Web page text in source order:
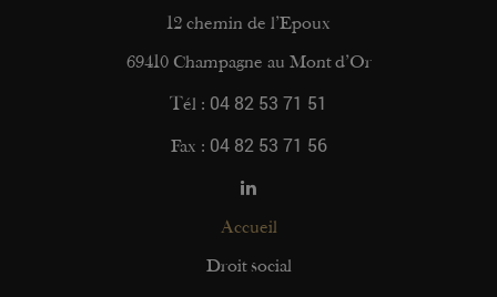
12 chemin de l’Epoux
69410 Champagne au Mont d’Or
Tél : 04 82 53 71 51
Fax : 04 82 53 71 56
Accueil
Droit social